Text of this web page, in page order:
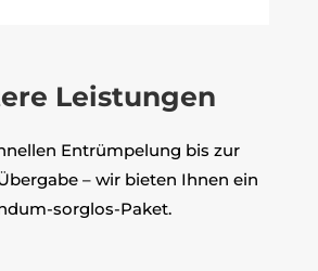
Leistungen
Entrümpelung bis zur
– wir bieten Ihnen ein
sorglos-Paket.